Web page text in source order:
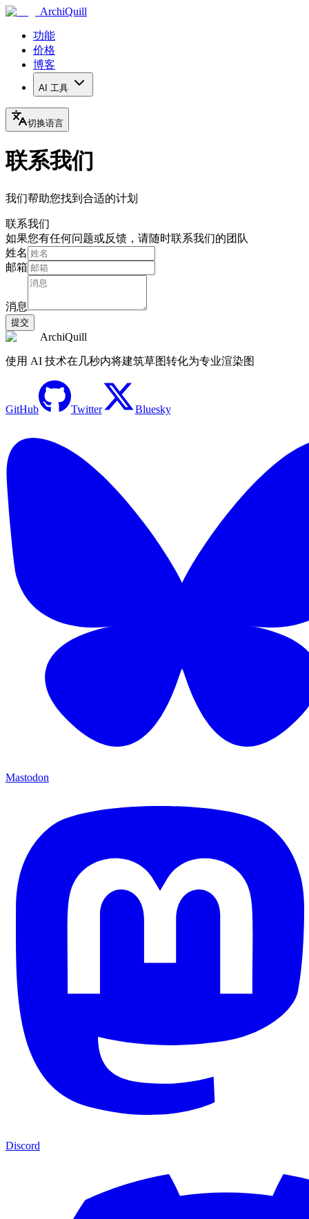
ArchiQuill
功能
价格
博客
AI 工具
切换语言
联系我们
我们帮助您找到合适的计划
联系我们
如果您有任何问题或反馈，请随时联系我们的团队
姓名
邮箱
消息
提交
ArchiQuill
使用 AI 技术在几秒内将建筑草图转化为专业渲染图
GitHub Twitter Bluesky
Mastodon
Discord